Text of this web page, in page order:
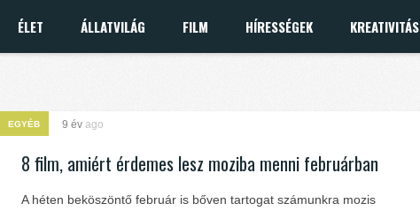
ÉLET ÁLLATVILÁG FILM HÍRESSÉGEK KREATIVITÁS
EGYÉB 9 év ago
8 film, amiért érdemes lesz moziba menni februárban
A héten beköszöntő február is bőven tartogat számunkra mozis